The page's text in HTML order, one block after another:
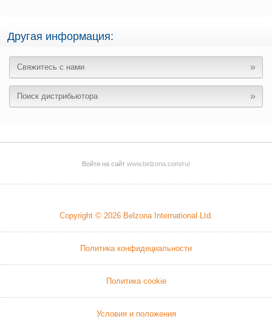
Другая информация:
Свяжитесь с нами
Поиск дистрибьютора
Войти на сайт www.belzona.com/ru/
Copyright © 2026 Belzona International Ltd.
Политика конфидециальности
Политика cookie
Условия и положения